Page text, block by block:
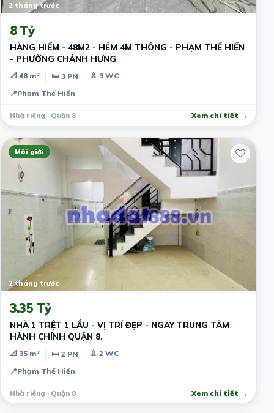
2 tháng trước
8 Tỷ
HÀNG HIẾM - 48M2 - HẺM 4M THÔNG - PHẠM THẾ HIỂN
- PHƯỜNG CHÁNH HƯNG
📐 48 m² 🛏 3 PN
🚿 3 WC
📍Phạm Thế Hiển
Nhà riêng · Quận 8 Xem chi tiết →
Môi giới
2 tháng trước
3.35 Tỷ
NHÀ 1 TRỆT 1 LẦU - VỊ TRÍ ĐẸP - NGAY TRUNG TÂM
HÀNH CHÍNH QUẬN 8.
📐 35 m² 🛏 2 PN
🚿 2 WC
📍Phạm Thế Hiển
Nhà riêng · Quận 8 Xem chi tiết →